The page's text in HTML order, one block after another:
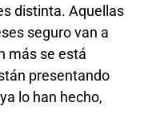
distinta. Aquellas
seguro van a
más se está
presentando
lo han hecho,